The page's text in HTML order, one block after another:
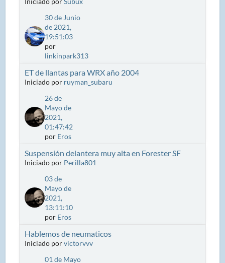
30 de Junio
de 2021,
19:51:03
por
linkinpark313
ET de llantas para WRX año 2004
Iniciado por ruyman_subaru
26 de
Mayo de
2021,
01:47:42
por Eros
Suspensión delantera muy alta en Forester SF
Iniciado por Perilla801
03 de
Mayo de
2021,
13:11:10
por Eros
Hablemos de neumaticos
Iniciado porvictorvvv
01 de Mayo